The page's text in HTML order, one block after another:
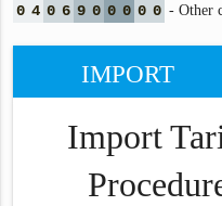
0 4 0 6 9 0 0 0 0 0 - Other
IMPORT
Import